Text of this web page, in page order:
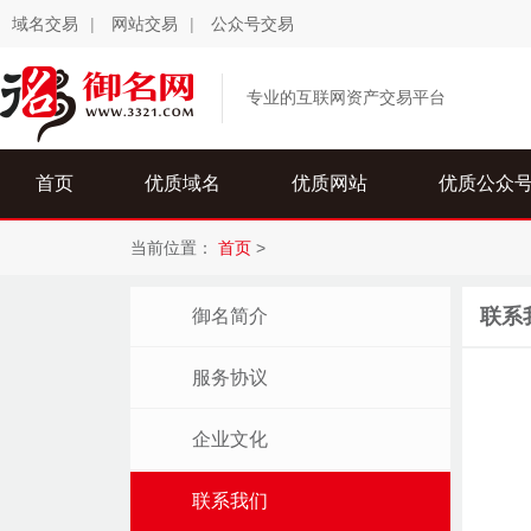
域名交易 | 网站交易 | 公众号交易
专业的互联网资产交易平台
首页 优质域名 优质网站 优质公众
当前位置： 首页 >
联系
御名简介
服务协议
企业文化
联系我们